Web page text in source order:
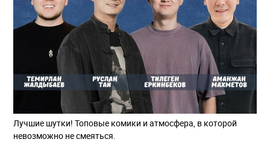
Лучшие шутки! Топовые комики и атмосфера, в которой
невозможно не смеяться.